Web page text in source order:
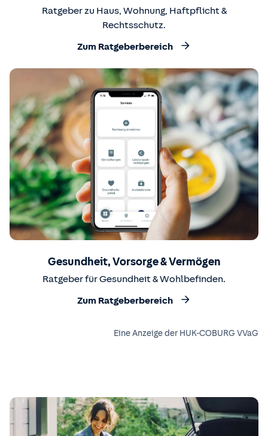
Ratgeber zu Haus, Wohnung, Haftpflicht &
Rechtsschutz.
Zum Ratgeberbereich
Gesundheit, Vorsorge & Vermögen
Ratgeber für Gesundheit & Wohlbefinden.
Zum Ratgeberbereich
Eine Anzeige der HUK-COBURG VVaG